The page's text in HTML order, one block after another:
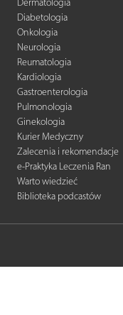
Diabetologia
Onkologia
Neurologia
Reumatologia
Kardiologia
Gastroenterologia
Pulmonologia
Ginekologia
Kurier Medyczny
Zalecenia i rekomendacje
e-Praktyka Leczenia Ran
Warto wiedzieć
Biblioteka podcastów